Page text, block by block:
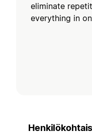
eliminate
everything in